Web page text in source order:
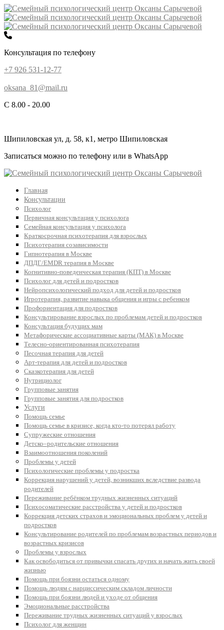
Консультация по телефону
+7 926 531-12-77
oksana_81@mail.ru
С 8.00 - 20.00
Шипиловская ул, д. 58, к1, метро Шипиловская
Записаться можно по телефону или в WhatsApp
Главная
Консультации
Психолог
Первичная консультация у психолога
Семейная консультация у психолога
Краткосрочная психотерапия для взрослых
Психотерапия созависимости
Гипнотерапия в Москве
ДПДГ/EMDR терапия в Москве
Когнитивно-поведенческая терапия (КПТ) в Москве
Психолог для детей и подростков
Нейропсихологический подход для детей и подростков
Игротерапия, развитие навыка общения и игры с ребенком
Профориентация для подростков
Консультирование взрослых по проблемам детей и подростков
Консультация будущих мам
Метафорические ассоциативные карты (МАК) в Москве
Телесно-ориентированная психотерапия
Песочная терапия для детей
Арт-терапия для детей и подростков
Сказкотерапия для детей
Нутрициолог
Групповые занятия
Групповые занятия для подростков
Услуги
Помощь семье
Помощь семье в кризисе, когда кто-то потерял работу
Супружеские отношения
Детско–родительские отношения
Взаимоотношения поколений
Проблемы у детей
Психологические проблемы у подростка
Коррекция нарушений у детей, возникших вследствие развода
родителей
Переживание ребёнком трудных жизненных ситуаций
Психосоматические расстройства у детей и подростков
Коррекция детских страхов и эмоциональных проблем у детей и
подростков
Консультирование родителей по проблемам возрастных периодов и
возрастных кризисов
Проблемы у взрослых
Как освободиться от привычки спасать других и начать жить своей
жизнью
Помощь при боязни остаться одному
Помощь людям с нарциссическим складом личности
Помощь при боязни людей и уходе от общения
Эмоциональные расстройства
Переживание трудных жизненных ситуаций у взрослых
Психолог для женщин